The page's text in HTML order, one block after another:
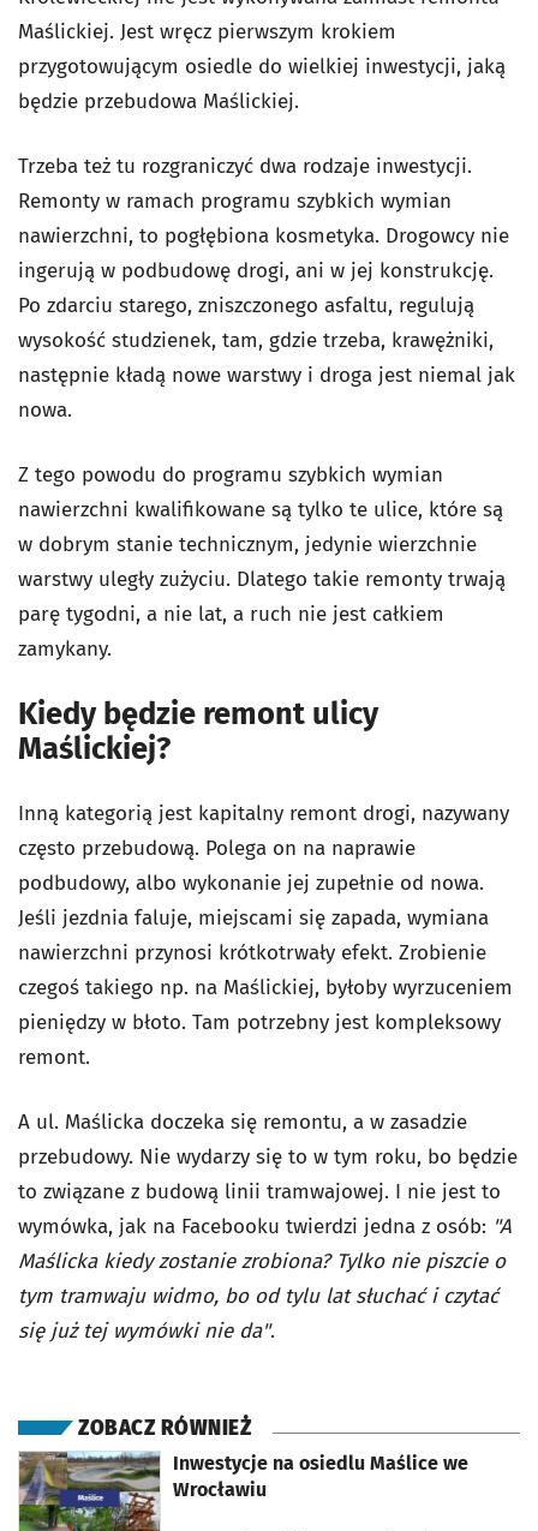
Maślickiej. Jest wręcz pierwszym krokiem
przygotowującym osiedle do wielkiej inwestycji, jaką
będzie przebudowa Maślickiej.
Trzeba też tu rozgraniczyć dwa rodzaje inwestycji.
Remonty w ramach programu szybkich wymian
nawierzchni, to pogłębiona kosmetyka. Drogowcy nie
ingerują w podbudowę drogi, ani w jej konstrukcję.
Po zdarciu starego, zniszczonego asfaltu, regulują
wysokość studzienek, tam, gdzie trzeba, krawężniki,
następnie kładą nowe warstwy i droga jest niemal jak
nowa.
Z tego powodu do programu szybkich wymian
nawierzchni kwalifikowane są tylko te ulice, które są
w dobrym stanie technicznym, jedynie wierzchnie
warstwy uległy zużyciu. Dlatego takie remonty trwają
parę tygodni, a nie lat, a ruch nie jest całkiem
zamykany.
Kiedy będzie remont ulicy
Maślickiej?
Inną kategorią jest kapitalny remont drogi, nazywany
często przebudową. Polega on na naprawie
podbudowy, albo wykonanie jej zupełnie od nowa.
Jeśli jezdnia faluje, miejscami się zapada, wymiana
nawierzchni przynosi krótkotrwały efekt. Zrobienie
czegoś takiego np. na Maślickiej, byłoby wyrzuceniem
pieniędzy w błoto. Tam potrzebny jest kompleksowy
remont.
A ul. Maślicka doczeka się remontu, a w zasadzie
przebudowy. Nie wydarzy się to w tym roku, bo będzie
to związane z budową linii tramwajowej. I nie jest to
wymówka, jak na Facebooku twierdzi jedna z osób: "A
Maślicka kiedy zostanie zrobiona? Tylko nie piszcie o
tym tramwaju widmo, bo od tylu lat słuchać i czytać
się już tej wymówki nie da".
ZOBACZ RÓWNIEŻ
Inwestycje na osiedlu Maślice we
Wrocławiu
otworzy się w nowej karcie